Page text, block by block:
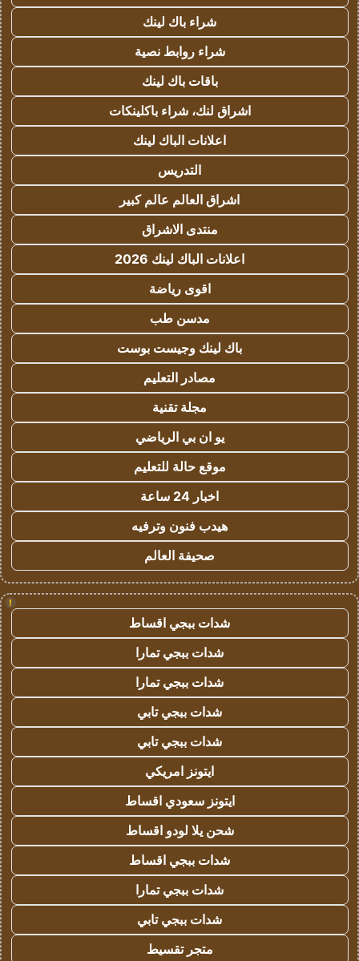
شراء باك لينك
شراء روابط نصية
باقات باك لينك
اشراق لنك، شراء باكلينكات
اعلانات الباك لينك
التدريس
اشراق العالم عالم كبير
منتدى الاشراق
اعلانات الباك لينك 2026
اقوى رياضة
مدسن طب
باك لينك وجيست بوست
مصادر التعليم
مجلة تقنية
يو ان بي الرياضي
موقع حالة للتعليم
اخبار 24 ساعة
هيدب فنون وترفيه
صحيفة العالم
!
شدات ببجي اقساط
شدات ببجي تمارا
شدات ببجي تمارا
شدات ببجي تابي
شدات ببجي تابي
ايتونز امريكي
ايتونز سعودي اقساط
شحن يلا لودو اقساط
شدات ببجي اقساط
شدات ببجي تمارا
شدات ببجي تابي
متجر تقسيط